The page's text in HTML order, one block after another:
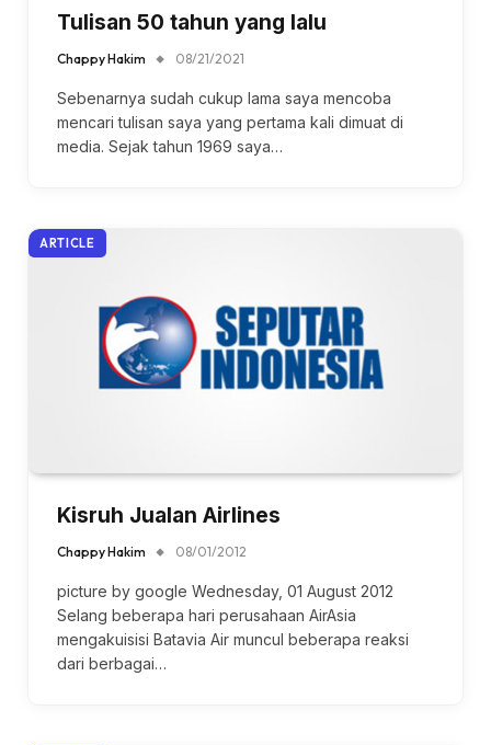
Tulisan 50 tahun yang lalu
Chappy Hakim 08/21/2021
Sebenarnya sudah cukup lama saya mencoba
mencari tulisan saya yang pertama kali dimuat di
media. Sejak tahun 1969 saya…
ARTICLE
Kisruh Jualan Airlines
Chappy Hakim 08/01/2012
picture by google Wednesday, 01 August 2012
Selang beberapa hari perusahaan AirAsia
mengakuisisi Batavia Air muncul beberapa reaksi
dari berbagai…